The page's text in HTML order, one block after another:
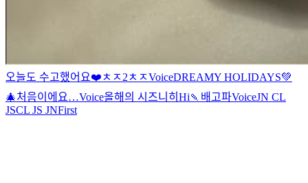
오늘도 수고했어요❤️ㅊㅈ2ㅊㅈVoiceDREAMY HOLIDAYS💚
🎄처음이에요…Voice올해의 시즈니 히 Hi🍡 배고파VoiceJN CL
JSCL JS JNFirst